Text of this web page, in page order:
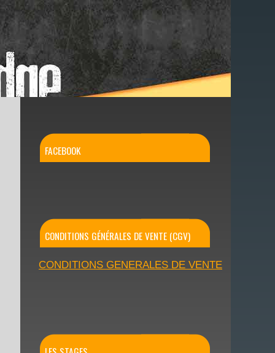
FACEBOOK
CONDITIONS GÉNÉRALES DE VENTE (CGV)
CONDITIONS GENERALES DE VENTE